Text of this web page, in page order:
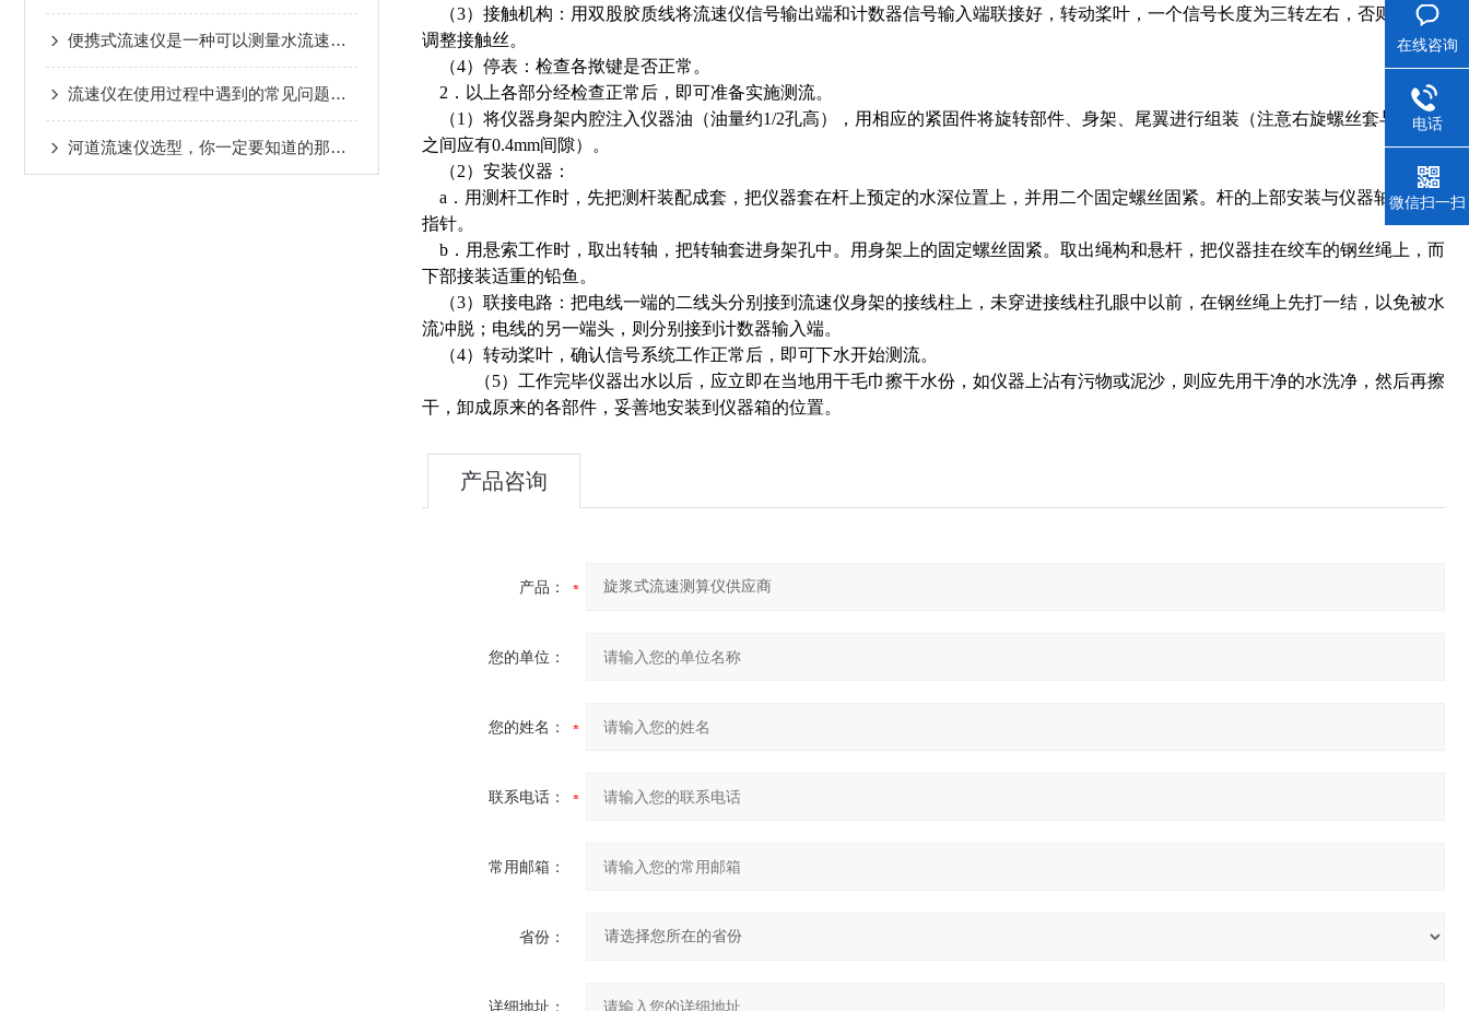
便携式流速仪是一种可以测量水流速度的仪器
流速仪在使用过程中遇到的常见问题及其解决办法
河道流速仪选型，你一定要知道的那些事
（3）接触机构：用双股胶质线将流速仪信号输出端和计数器信号输入端联接好，转动桨叶，一个信号长度为三转左右，否则应重新
调整接触丝。
（4）停表：检查各揿键是否正常。
2．以上各部分经检查正常后，即可准备实施测流。
（1）将仪器身架内腔注入仪器油（油量约1/2孔高），用相应的紧固件将旋转部件、身架、尾翼进行组装（注意右旋螺丝套与身架
之间应有0.4mm间隙）。
（2）安装仪器：
a．用测杆工作时，先把测杆装配成套，把仪器套在杆上预定的水深位置上，并用二个固定螺丝固紧。杆的上部安装与仪器轴向*的
指针。
b．用悬索工作时，取出转轴，把转轴套进身架孔中。用身架上的固定螺丝固紧。取出绳构和悬杆，把仪器挂在绞车的钢丝绳上，而
下部接装适重的铅鱼。
（3）联接电路：把电线一端的二线头分别接到流速仪身架的接线柱上，未穿进接线柱孔眼中以前，在钢丝绳上先打一结，以免被水
流冲脱；电线的另一端头，则分别接到计数器输入端。
（4）转动桨叶，确认信号系统工作正常后，即可下水开始测流。
（5）工作完毕仪器出水以后，应立即在当地用干毛巾擦干水份，如仪器上沾有污物或泥沙，则应先用干净的水洗净，然后再擦
干，卸成原来的各部件，妥善地安装到仪器箱的位置。
产品咨询
产品：
您的单位：
您的姓名：
联系电话：
常用邮箱：
省份：
详细地址：
在线咨询
电话
微信扫一扫